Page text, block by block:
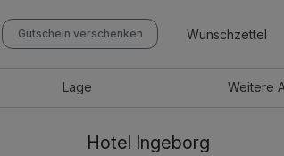
Gutschein verschenken Wunschzettel
Lage Weitere
Hotel Ingeborg